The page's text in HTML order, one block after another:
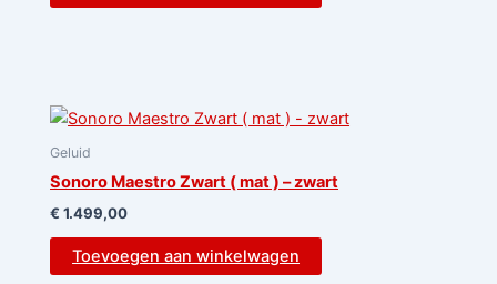
Geluid
Sonoro Maestro Zwart ( mat ) – zwart
€ 1.499,00
Toevoegen aan winkelwagen